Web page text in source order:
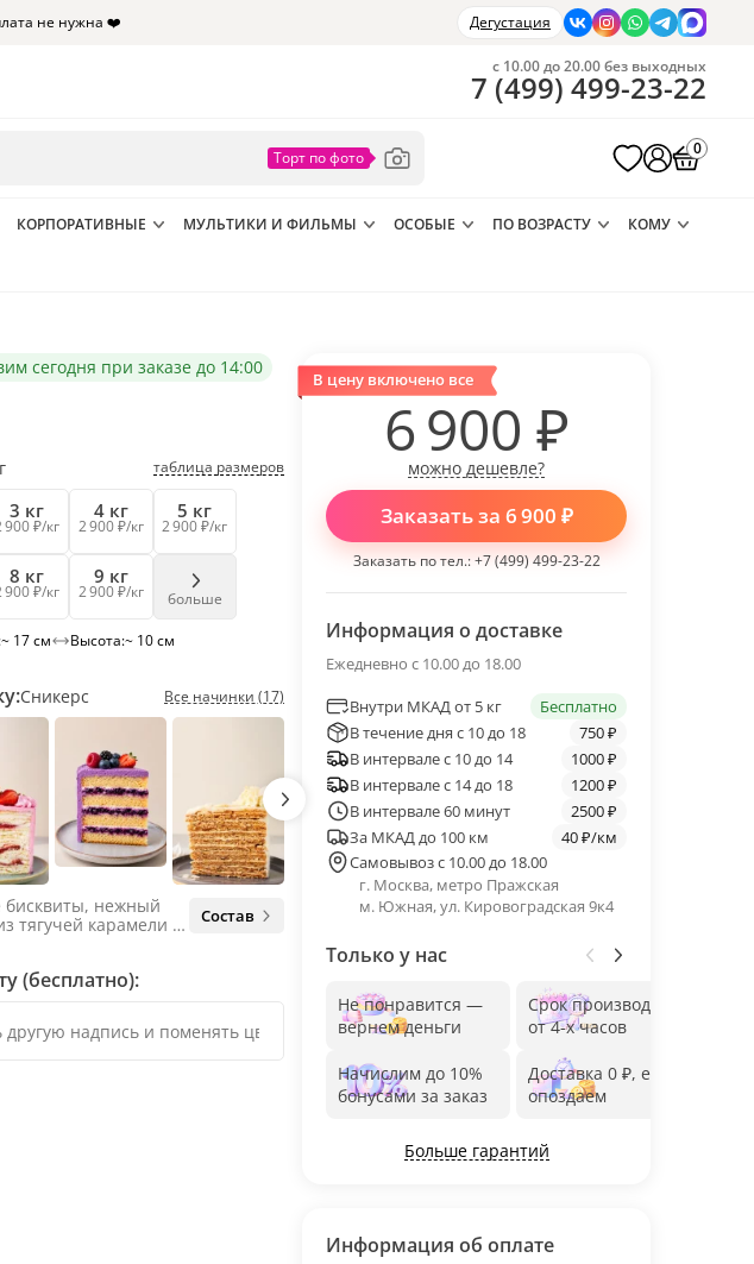
не нужна ❤️ Дегустация
с 10.00 до 20.00 без выходных
7 (499) 499-23-22
0
КОРПОРАТИВНЫЕ МУЛЬТИКИ И ФИЛЬМЫ ОСОБЫЕ ПО ВОЗРАСТУ
КОМУ
сегодня при заказе до 14:00
таблица размеров
3 кг
900 ₽/кг
4 кг
2 900 ₽/кг
5 кг
2 900 ₽/кг
8 кг
900 ₽/кг
9 кг
2 900 ₽/кг больше
~ 17 см Высота:~ 10 см
Сникерс Все начинки (17)
нежный
тягучей карамели и
ни единого шанса
Состав
(бесплатно):
В цену включено все
6 900 ₽
можно дешевле?
Заказать за 6 900 ₽
Заказать по тел.:+7 (499) 499-23-22
Информация о доставке
Ежедневно с 10.00 до 18.00
Внутри МКАД от 5 кг
Бесплатно
В течение дня с 10 до 18
750 ₽
В интервале с 10 до 14
1000 ₽
В интервале с 14 до 18
1200 ₽
В интервале 60 минут
2500 ₽
За МКАД до 100 км
40 ₽/км
Самовывоз с 10.00 до 18.00
г. Москва, метро Пражская
м. Южная, ул. Кировоградская 9к4
Только у нас
Не понравится —
вернем деньги
Начислим до 10%
бонусами за заказ
Срок производства
от 4-х часов
Доставка 0 ₽, если
опоздаем
Больше гарантий
Информация об оплате